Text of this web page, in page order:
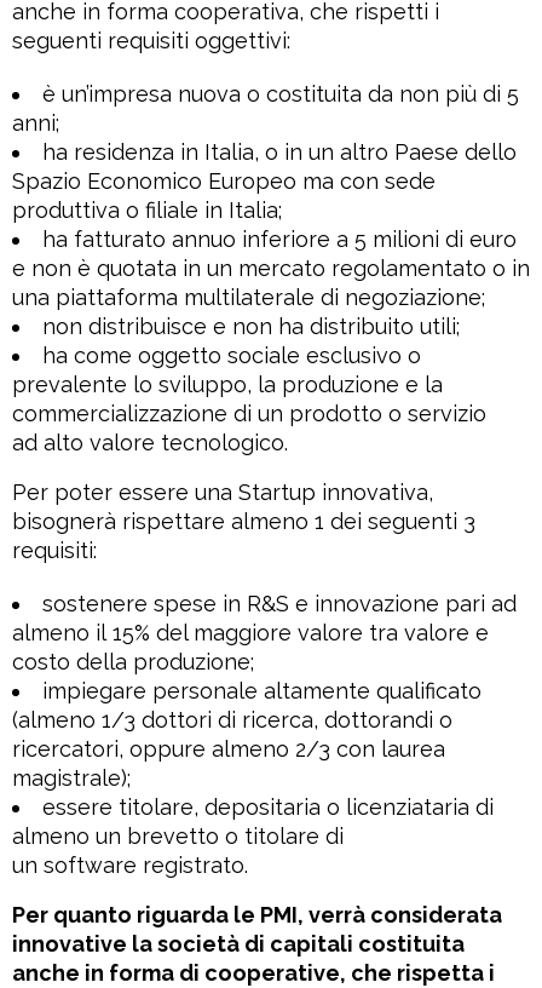
anche in forma cooperativa, che rispetti i
seguenti requisiti oggettivi:
è un’impresa nuova o costituita da non più di 5
anni;
ha residenza in Italia, o in un altro Paese dello
Spazio Economico Europeo ma con sede
produttiva o filiale in Italia;
ha fatturato annuo inferiore a 5 milioni di euro
e non è quotata in un mercato regolamentato o in
una piattaforma multilaterale di negoziazione;
non distribuisce e non ha distribuito utili;
ha come oggetto sociale esclusivo o
prevalente lo sviluppo, la produzione e la
commercializzazione di un prodotto o servizio
ad alto valore tecnologico.
Per poter essere una Startup innovativa,
bisognerà rispettare almeno 1 dei seguenti 3
requisiti:
sostenere spese in R&S e innovazione pari ad
almeno il 15% del maggiore valore tra valore e
costo della produzione;
impiegare personale altamente qualificato
(almeno 1/3 dottori di ricerca, dottorandi o
ricercatori, oppure almeno 2/3 con laurea
magistrale);
essere titolare, depositaria o licenziataria di
almeno un brevetto o titolare di
un software registrato.
Per quanto riguarda le PMI, verrà considerata
innovative la società di capitali costituita
anche in forma di cooperative, che rispetta i